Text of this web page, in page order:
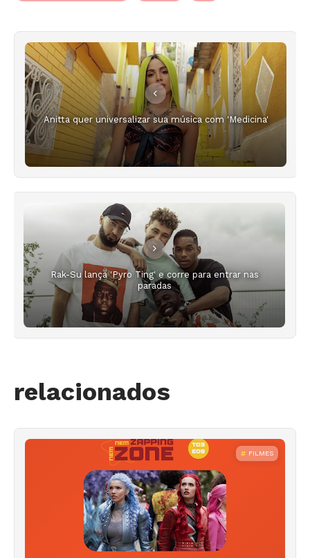
Anitta quer universalizar sua música com 'Medicina'
Rak-Su lança 'Pyro Ting' e corre para entrar nas
paradas
relacionados
FILMES